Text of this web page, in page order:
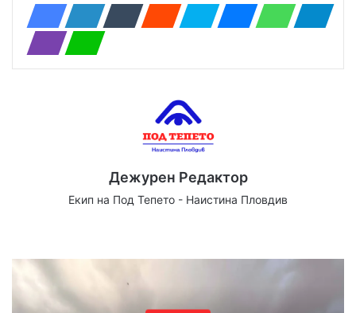
Дежурен Редактор
Екип на Под Тепето - Наистина Пловдив